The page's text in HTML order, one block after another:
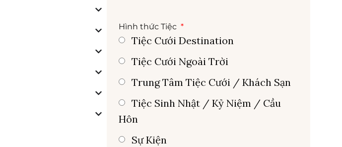
Hình thức Tiệc
Tiệc Cưới Destination
Tiệc Cưới Ngoài Trời
Trung Tâm Tiệc Cưới / Khách Sạn
Tiệc Sinh Nhật / Kỷ Niệm / Cầu
Hôn
Sự Kiện